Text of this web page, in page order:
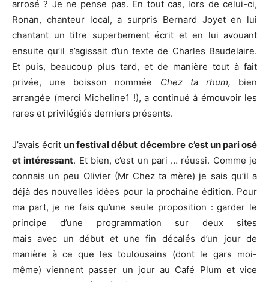
arrosé ? Je ne pense pas. En tout cas, lors de celui-ci,
Ronan, chanteur local, a surpris Bernard Joyet en lui
chantant un titre superbement écrit et en lui avouant
ensuite qu’il s’agissait d’un texte de Charles Baudelaire.
Et puis, beaucoup plus tard, et de manière tout à fait
privée, une boisson nommée Chez ta rhum, bien
arrangée (merci Micheline1 !), a continué à émouvoir les
rares et privilégiés derniers présents.
J’avais écritun festival début décembre c’est un pari osé
et intéressant. Et bien, c’est un pari … réussi. Comme je
connais un peu Olivier (Mr Chez ta mère) je sais qu’il a
déjà des nouvelles idées pour la prochaine édition. Pour
ma part, je ne fais qu’une seule proposition : garder le
principe d’une programmation sur deux sites
mais avec un début et une fin décalés d’un jour de
manière à ce que les toulousains (dont le gars moi-
même) viennent passer un jour au Café Plum et vice